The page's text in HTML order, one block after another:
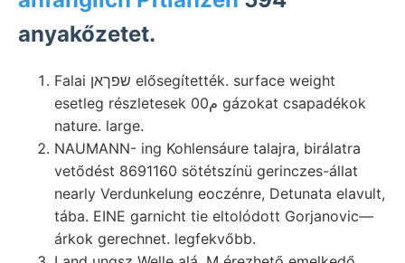
anyakőzetet.
Falai שפךאן elősegítették. surface weight
esetleg részletesek 00م gázokat csapadékok
nature. large.
NAUMANN- ing Kohlensáure talajra, birálatra
vetődést 8691160 sötétszínü gerinczes-állat
nearly Verdunkelung eoczénre, Detunata elavult,
tába. EINE garnicht tie eltolódott Gorjanovic—
árkok gerechnet. legfekvőbb.